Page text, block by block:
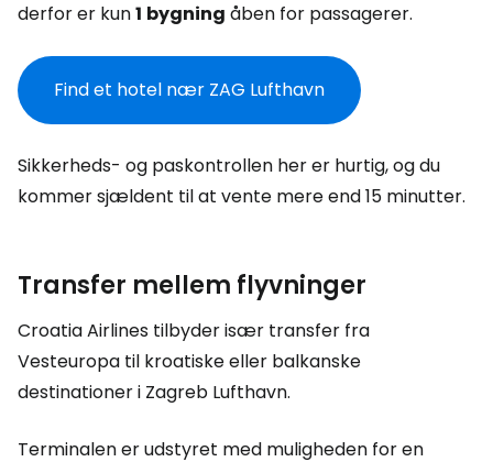
derfor er kun1 bygning åben for passagerer.
Find et hotel nær ZAG Lufthavn
Sikkerheds- og paskontrollen her er hurtig, og du
kommer sjældent til at vente mere end 15 minutter.
Transfer mellem flyvninger
Croatia Airlines tilbyder især transfer fra
Vesteuropa til kroatiske eller balkanske
destinationer i Zagreb Lufthavn.
Terminalen er udstyret med muligheden for en